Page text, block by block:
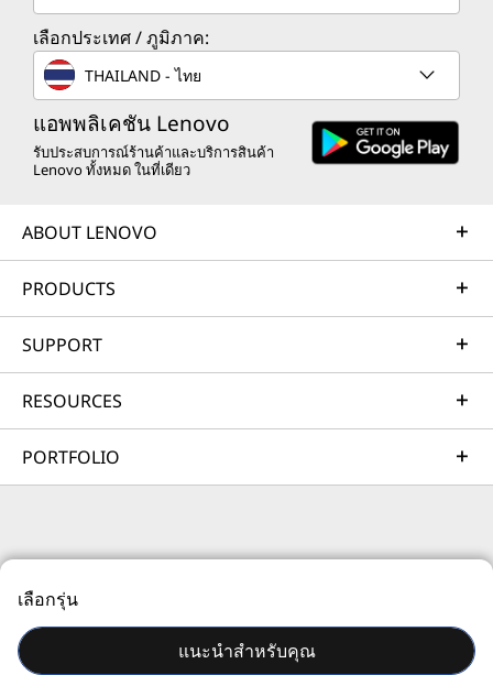
Leverage real-time monitoring, 24x7 incident response,
and problem resolution, all through a single point of
contact. Quarterly health checks ensure ongoing
optimization and business innovation. Lenovo provides
remote active monitoring of hardware in the
customer’s data center, enabling ongoing performance
and productivity.
AI Services
weeks. Optimized for NVIDIA AI Enterprise and
Fast Start for Enterprise accelerates use case
development and platform readiness for AI
deployment at scale.
actively monitored, optimized environments that
เลือกประเทศ / ภูมิภาค:
THAILAND - ไทย
แอพพลิเคชัน Lenovo
รับประสบการณ์ร้านค้าและบริการสินค้า
Lenovo ทั้งหมด ในที่เดียว
ABOUT LENOVO
PRODUCTS
SUPPORT
RESOURCES
PORTFOLIO
เลือกรุ่น
แนะนำสำหรับคุณ